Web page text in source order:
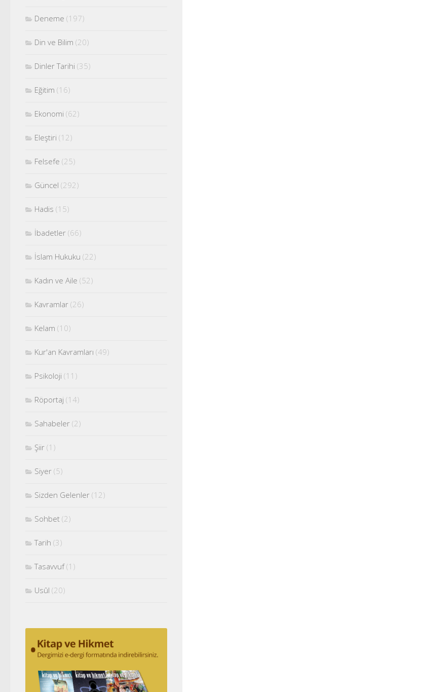
Deneme (197)
Din ve Bilim (20)
Dinler Tarihi (35)
Eğitim (16)
Ekonomi (62)
Eleştiri (12)
Felsefe (25)
Güncel (292)
Hadis (15)
İbadetler (66)
İslam Hukuku (22)
Kadın ve Aile (52)
Kavramlar (26)
Kelam (10)
Kur'an Kavramları (49)
Psikoloji (11)
Röportaj (14)
Sahabeler (2)
Şiir (1)
Siyer (5)
Sizden Gelenler (12)
Sohbet (2)
Tarih (3)
Tasavvuf(1)
Usûl (20)